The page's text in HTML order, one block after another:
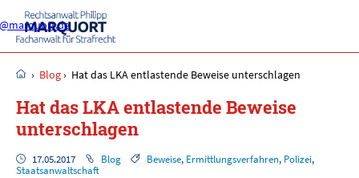
› Blog › Hat das LKA entlastende Beweise unterschlagen
Hat das LKA entlastende Beweise
unterschlagen
17.05.2017 Blog Beweise, Ermittlungsverfahren, Polizei,
Staatsanwaltschaft